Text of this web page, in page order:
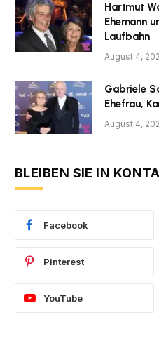
Hartmut
Ehemann
Laufbahn
August 4,
Gabriele
Ehefrau,
August 4,
BLEIBEN SIE IN
Facebook
Pinterest
YouTube